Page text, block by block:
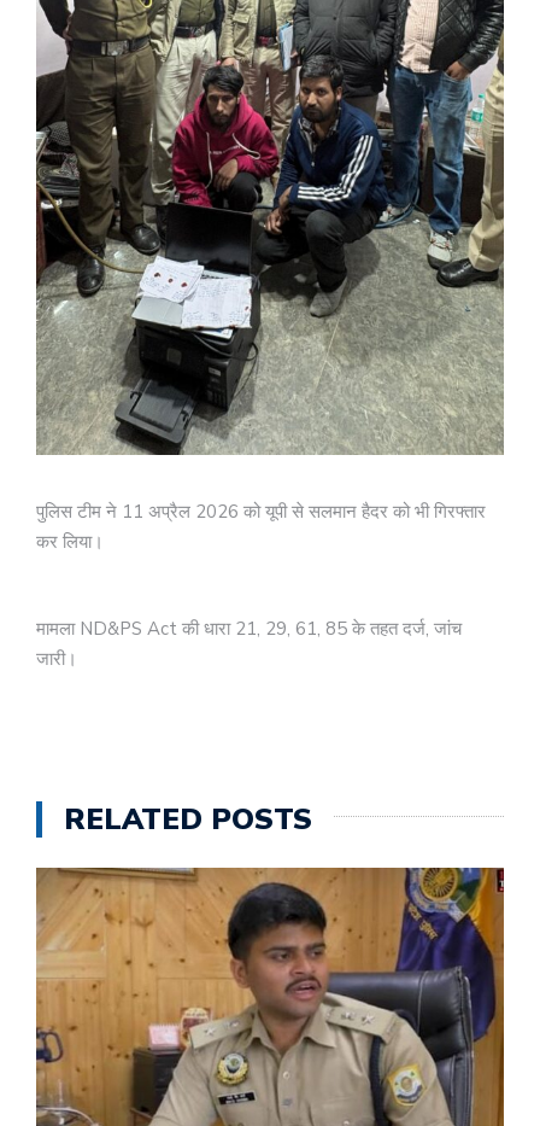
पुलिस टीम ने 11 अप्रैल 2026 को यूपी से सलमान हैदर को भी गिरफ्तार
कर लिया।
मामला ND&PS Act की धारा 21, 29, 61, 85 के तहत दर्ज, जांच
जारी।
RELATED POSTS